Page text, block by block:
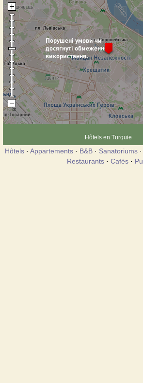
Hôtels en Turquie
Hôtels · Appartements · B&B · Sanatoriums ·
Restaurants · Cafés ·